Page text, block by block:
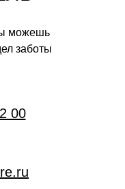
можешь
заботы
00